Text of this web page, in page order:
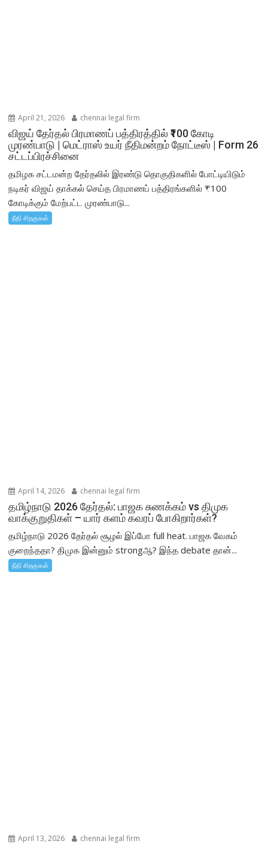
April 21, 2026 chennai legal firm
விஜய் தேர்தல் பிரமாணப் பத்திரத்தில் ₹100 கோடி
முரண்பாடு | மெட்ராஸ் உயர் நீதிமன்றம் நோட்டீஸ் | Form 26
சட்டப்பிரச்சினை
தமிழக சட்டமன்ற தேர்தலில் இரண்டு தொகுதிகளில் போட்டியிடும்
நடிகர் விஜய் தாக்கல் செய்த பிரமாணப் பத்திரங்களில் ₹100
கோடிக்கும் மேற்பட்ட முரண்பாடு...
நீதி சிறகுகள்
April 14, 2026 chennai legal firm
தமிழ்நாடு 2026 தேர்தல்: பாஜக சுணக்கம் vs திமுக
வாக்குறுதிகள் – யார் களம் கவரப் போகிறார்கள்?
தமிழ்நாடு 2026 தேர்தல் சூழல் இப்போ full heat. பாஜக வேகம்
குறைந்ததா? திமுக இன்னும் strongஆ? இந்த debate தான்...
நீதி சிறகுகள்
April 13, 2026 chennai legal firm